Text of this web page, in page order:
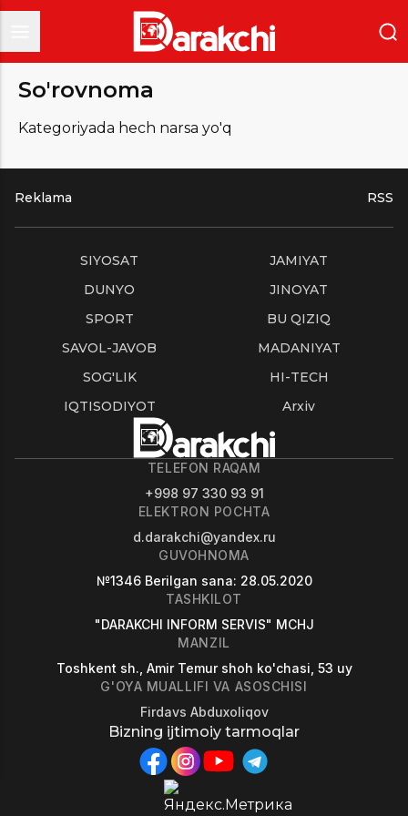
So'rovnoma
Kategoriyada hech narsa yo'q
Reklama RSS
SIYOSAT
JAMIYAT
DUNYO
JINOYAT
SPORT
BU QIZIQ
SAVOL-JAVOB
MADANIYAT
SOG'LIK
HI-TECH
IQTISODIYOT
Arxiv
TELEFON RAQAM
+998 97 330 93 91
ELEKTRON POCHTA
d.darakchi@yandex.ru
GUVOHNOMA
№1346 Berilgan sana: 28.05.2020
TASHKILOT
"DARAKCHI INFORM SERVIS" MCHJ
MANZIL
Toshkent sh., Amir Temur shoh ko'chasi, 53 uy
G'OYA MUALLIFI VA ASOSCHISI
Firdavs Abduxoliqov
Bizning ijtimoiy tarmoqlar